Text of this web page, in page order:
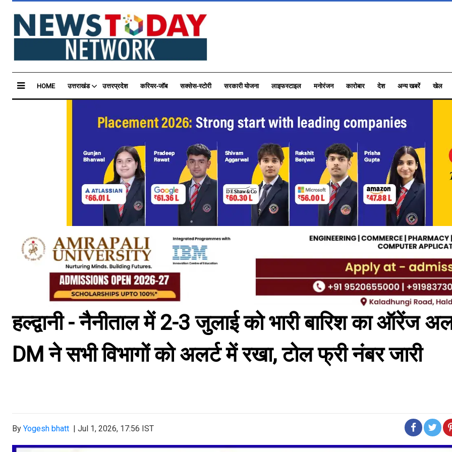
HOME उत्तराखंड उत्तरप्रदेश करियर-जॉब सक्सेस-स्टोरी सरकारी योजना लाइफस्टाइल मनोरंजन कारोबार देश अन्य खबरें खेल
हल्द्वानी - नैनीताल में 2-3 जुलाई को भारी बारिश का ऑरेंज
DM ने सभी विभागों को अलर्ट में रखा, टोल फ्री नंबर जारी
By Yogesh bhatt | Jul 1, 2026, 17:56 IST